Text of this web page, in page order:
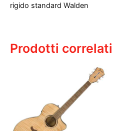
rigido standard Walden
Prodotti correlati